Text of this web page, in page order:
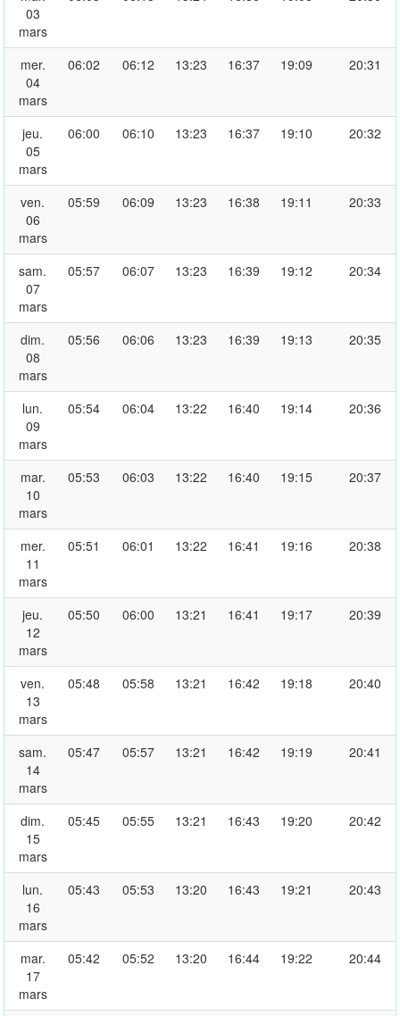
03
mars
mer.
04
mars
06:02 06:12 13:23 16:37 19:09 20:31
jeu.
05
mars
06:00 06:10 13:23 16:37 19:10 20:32
ven.
06
mars
05:59 06:09 13:23 16:38 19:11 20:33
sam.
07
mars
05:57 06:07 13:23 16:39 19:12 20:34
dim.
08
mars
05:56 06:06 13:23 16:39 19:13 20:35
lun.
09
mars
05:54 06:04 13:22 16:40 19:14 20:36
mar.
10
mars
05:53 06:03 13:22 16:40 19:15 20:37
mer.
11
mars
05:51 06:01 13:22 16:41 19:16 20:38
jeu.
12
mars
05:50 06:00 13:21 16:41 19:17 20:39
ven.
13
mars
05:48 05:58 13:21 16:42 19:18 20:40
sam.
14
mars
05:47 05:57 13:21 16:42 19:19 20:41
dim.
15
mars
05:45 05:55 13:21 16:43 19:20 20:42
lun.
16
mars
05:43 05:53 13:20 16:43 19:21 20:43
mar.
17
mars
05:42 05:52 13:20 16:44 19:22 20:44